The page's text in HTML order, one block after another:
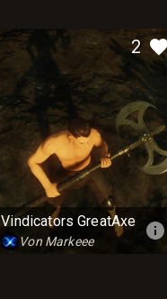
2
Vindicators GreatAxe
Von Markeee